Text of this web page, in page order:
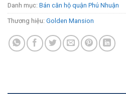
Danh mục: Bán căn hộ quận Phú Nhuận
Thương hiệu: Golden Mansion